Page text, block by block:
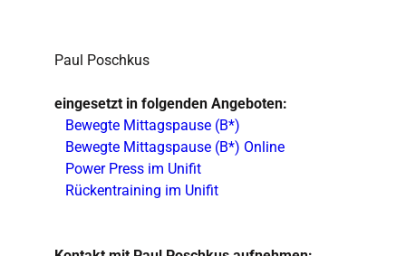
Paul Poschkus
eingesetzt in folgenden Angeboten:
Bewegte Mittagspause (B*)
Bewegte Mittagspause (B*) Online
Power Press im Unifit
Rückentraining im Unifit